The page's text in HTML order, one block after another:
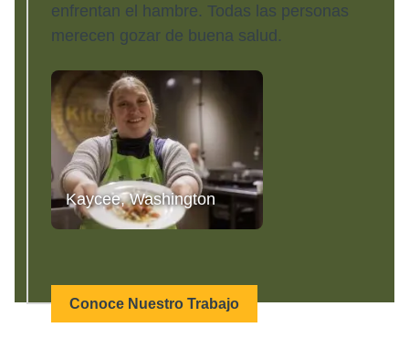
enfrentan el hambre. Todas las personas
merecen gozar de buena salud.
Kaycee, Washington
Conoce Nuestro Trabajo